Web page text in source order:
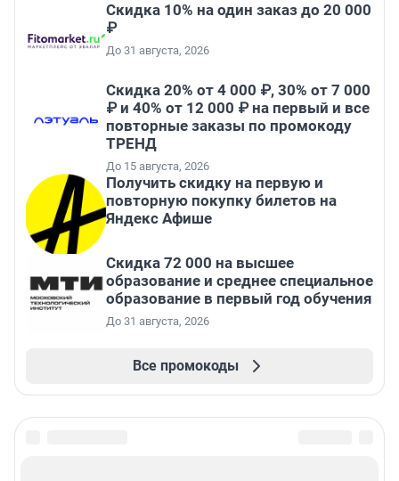
Скидка 10% на один заказ до 20 000
₽
До 31 августа, 2026
Скидка 20% от 4 000 ₽, 30% от 7 000
₽ и 40% от 12 000 ₽ на первый и все
повторные заказы по промокоду
ТРЕНД
До 15 августа, 2026
Получить скидку на первую и
повторную покупку билетов на
Яндекс Афише
Скидка 72 000 на высшее
образование и среднее специальное
образование в первый год обучения
До 31 августа, 2026
Все промокоды